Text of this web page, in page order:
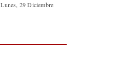
Lunes, 29 Diciembre